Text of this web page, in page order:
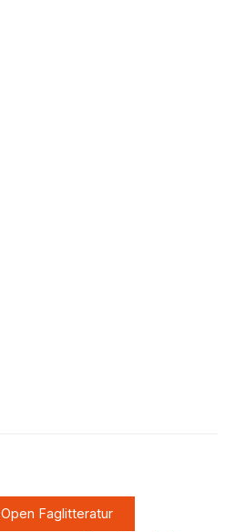
Open Faglitteratur